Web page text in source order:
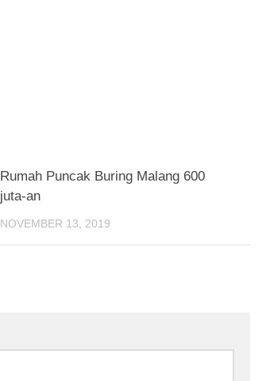
Rumah Puncak Buring Malang 600
juta-an
NOVEMBER 13, 2019